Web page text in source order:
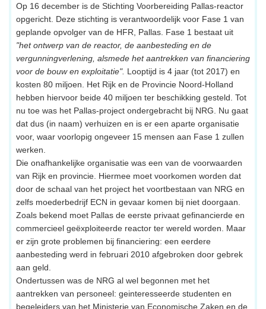
Op 16 december is de Stichting Voorbereiding Pallas-reactor
opgericht. Deze stichting is verantwoordelijk voor Fase 1 van
geplande opvolger van de HFR, Pallas. Fase 1 bestaat uit
"het ontwerp van de reactor, de aanbesteding en de
vergunningverlening, alsmede het aantrekken van financiering
voor de bouw en exploitatie". Looptijd is 4 jaar (tot 2017) en
kosten 80 miljoen. Het Rijk en de Provincie Noord-Holland
hebben hiervoor beide 40 miljoen ter beschikking gesteld. Tot
nu toe was het Pallas-project ondergebracht bij NRG. Nu gaat
dat dus (in naam) verhuizen en is er een aparte organisatie
voor, waar voorlopig ongeveer 15 mensen aan Fase 1 zullen
werken.
Die onafhankelijke organisatie was een van de voorwaarden
van Rijk en provincie. Hiermee moet voorkomen worden dat
door de schaal van het project het voortbestaan van NRG en
zelfs moederbedrijf ECN in gevaar komen bij niet doorgaan.
Zoals bekend moet Pallas de eerste privaat gefinancierde en
commercieel geëxploiteerde reactor ter wereld worden. Maar
er zijn grote problemen bij financiering: een eerdere
aanbesteding werd in februari 2010 afgebroken door gebrek
aan geld.
Ondertussen was de NRG al wel begonnen met het
aantrekken van personeel: geinteresseerde studenten en
begeleiders van het Ministerie van Economische Zaken en de